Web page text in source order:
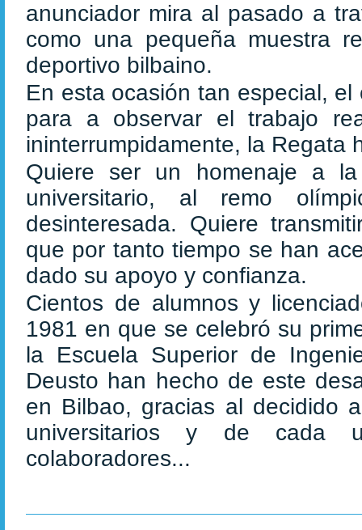
anunciador mira al pasado a
como una pequeña muestra
deportivo bilbaino.
En esta ocasión tan especial,
para a observar el trabajo
ininterrumpidamente, la Regata
Quiere ser un homenaje a
universitario, al remo
desinteresada. Quiere
que por tanto tiempo se han
dado su apoyo y confianza.
Cientos de alumnos y
1981 en que se celebró su
la Escuela Superior de
Deusto han hecho de este
en Bilbao, gracias al decidido
universitarios y de cada
colaboradores...